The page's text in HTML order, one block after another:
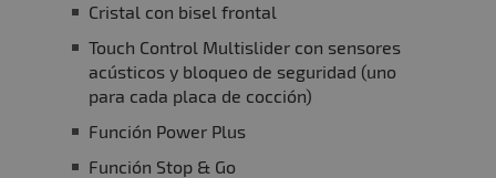
Cristal con bisel frontal
Touch Control Multislider con sensores
acústicos y bloqueo de seguridad (uno
para cada placa de cocción)
Función Power Plus
Función Stop & Go